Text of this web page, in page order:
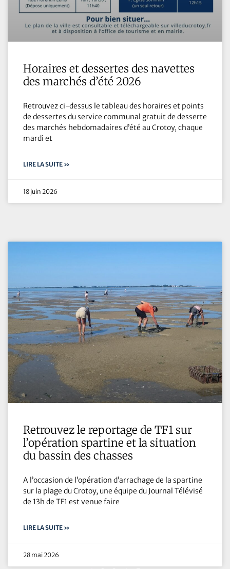
Horaires et dessertes des navettes
des marchés d’été 2026
Retrouvez ci-dessus le tableau des horaires et points
de dessertes du service communal gratuit de desserte
des marchés hebdomadaires d’été au Crotoy, chaque
mardi et
LIRE LA SUITE »
18 juin 2026
Retrouvez le reportage de TF1 sur
l’opération spartine et la situation
du bassin des chasses
A l’occasion de l’opération d’arrachage de la spartine
sur la plage du Crotoy, une équipe du Journal Télévisé
de 13h de TF1 est venue faire
LIRE LA SUITE »
28 mai 2026